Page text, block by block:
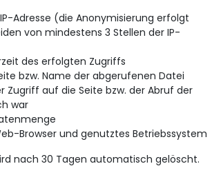
Adresse (die Anonymisierung erfolgt
von mindestens 3 Stellen der IP-
des erfolgten Zugriffs
bzw. Name der abgerufenen Datei
Zugriff auf die Seite bzw. der Abruf der
war
Browser und genutztes Betriebssystem
nach 30 Tagen automatisch gelöscht.